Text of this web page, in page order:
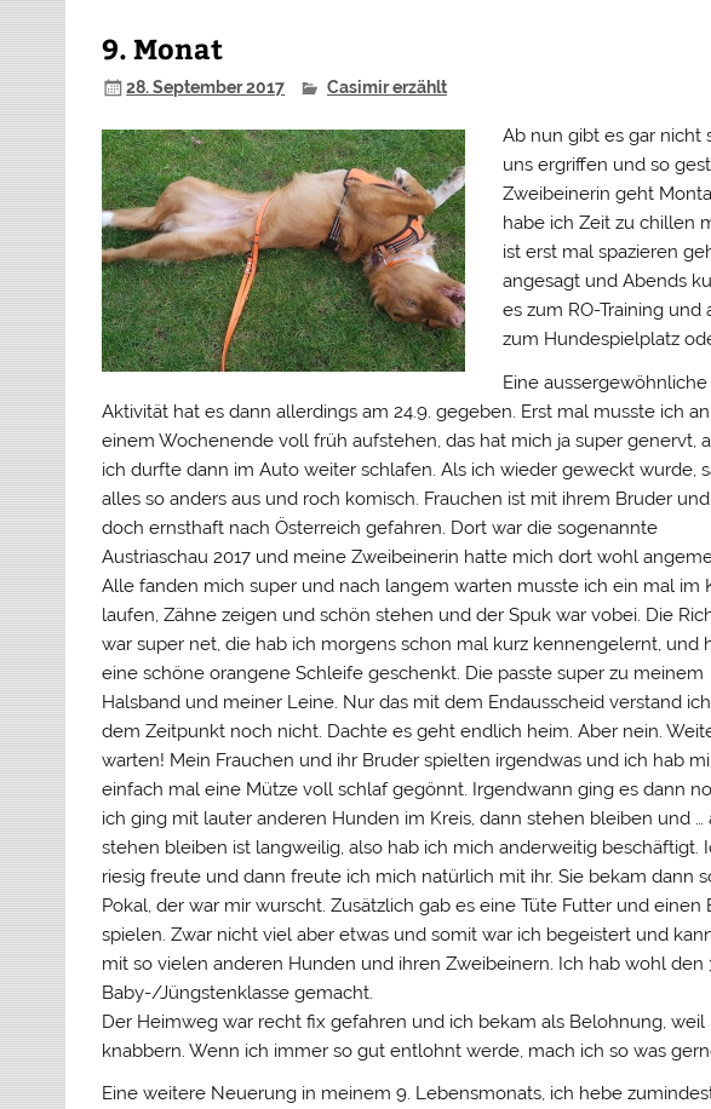
9. Monat
28. September 2017 Casimir erzählt
Ab nun gibt es gar nicht
uns ergriffen und so
Zweibeinerin geht
habe ich Zeit zu chillen
ist erst mal spazieren
angesagt und Abends
es zum RO-Training
zum Hundespielplatz
Eine aussergewöhnliche
Aktivität hat es dann allerdings am 24.9. gegeben. Erst mal musste ich an
einem Wochenende voll früh aufstehen, das hat mich ja super genervt,
ich durfte dann im Auto weiter schlafen. Als ich wieder geweckt wurde,
alles so anders aus und roch komisch. Frauchen ist mit ihrem Bruder
doch ernsthaft nach Österreich gefahren. Dort war die sogenannte
Austriaschau 2017 und meine Zweibeinerin hatte mich dort wohl
Alle fanden mich super und nach langem warten musste ich ein mal im
laufen, Zähne zeigen und schön stehen und der Spuk war vobei. Die
war super net, die hab ich morgens schon mal kurz kennengelernt, und
eine schöne orangene Schleife geschenkt. Die passte super zu meinem
Halsband und meiner Leine. Nur das mit dem Endausscheid verstand
dem Zeitpunkt noch nicht. Dachte es geht endlich heim. Aber nein.
warten! Mein Frauchen und ihr Bruder spielten irgendwas und ich hab
einfach mal eine Mütze voll schlaf gegönnt. Irgendwann ging es dann
ich ging mit lauter anderen Hunden im Kreis, dann stehen bleiben und
stehen bleiben ist langweilig, also hab ich mich anderweitig beschäftigt.
riesig freute und dann freute ich mich natürlich mit ihr. Sie bekam dann
Pokal, der war mir wurscht. Zusätzlich gab es eine Tüte Futter und
spielen. Zwar nicht viel aber etwas und somit war ich begeistert und
mit so vielen anderen Hunden und ihren Zweibeinern. Ich hab wohl den
Baby-/Jüngstenklasse gemacht.
Der Heimweg war recht fix gefahren und ich bekam als Belohnung,
knabbern. Wenn ich immer so gut entlohnt werde, mach ich so was
Eine weitere Neuerung in meinem 9. Lebensmonats, ich hebe